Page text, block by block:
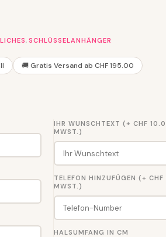
, SCHLÜSSELANHÄNGER
🚚 Gratis Versand ab CHF 195.00
IHR WUNSCHTEXT (+ CHF
MWST.)
TELEFON HINZUFÜGEN (+
MWST.)
HALSUMFANG IN CM